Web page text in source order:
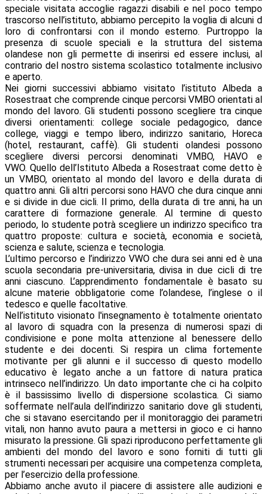
speciale visitata accoglie ragazzi disabili e nel poco tempo
trascorso nell’istituto, abbiamo percepito la voglia di alcuni d
loro di confrontarsi con il mondo esterno. Purtroppo la
presenza di scuole speciali e la struttura del sistema
olandese non gli permette di inserirsi ed essere inclusi, al
contrario del nostro sistema scolastico totalmente inclusivo
e aperto.
Nei giorni successivi abbiamo visitato l’istituto Albeda a
Rosestraat che comprende cinque percorsi VMBO orientati al
mondo del lavoro. Gli studenti possono scegliere tra cinque
diversi orientamenti: college sociale pedagogico, dance
college, viaggi e tempo libero, indirizzo sanitario, Horeca
(hotel, restaurant, caffè). Gli studenti olandesi possono
scegliere diversi percorsi denominati VMBO, HAVO e
VWO. Quello dell’Istituto Albeda a Rosestraat come detto è
un VMBO, orientato al mondo del lavoro e della durata di
quattro anni. Gli altri percorsi sono HAVO che dura cinque anni
e si divide in due cicli. Il primo, della durata di tre anni, ha un
carattere di formazione generale. Al termine di questo
periodo, lo studente potrà scegliere un indirizzo specifico tra
quattro proposte: cultura e società, economia e società,
scienza e salute, scienza e tecnologia.
L’ultimo percorso e l’indirizzo VWO che dura sei anni ed è una
scuola secondaria pre-universitaria, divisa in due cicli di tre
anni ciascuno. L’apprendimento fondamentale è basato su
alcune materie obbligatorie come l’olandese, l’inglese o il
tedesco e quelle facoltative.
Nell’istituto visionato l'insegnamento è totalmente orientato
al lavoro di squadra con la presenza di numerosi spazi di
condivisione e pone molta attenzione al benessere dello
studente e dei docenti. Si respira un clima fortemente
motivante per gli alunni e il successo di questo modello
educativo è legato anche a un fattore di natura pratica
intrinseco nell’indirizzo. Un dato importante che ci ha colpito
è il bassissimo livello di dispersione scolastica. Ci siamo
soffermate nell’aula dell’indirizzo sanitario dove gli studenti,
che si stavano esercitando per il monitoraggio dei parametri
vitali, non hanno avuto paura a mettersi in gioco e ci hanno
misurato la pressione. Gli spazi riproducono perfettamente gli
ambienti del mondo del lavoro e sono forniti di tutti gli
strumenti necessari per acquisire una competenza completa,
per l’esercizio della professione.
Abbiamo anche avuto il piacere di assistere alle audizioni e